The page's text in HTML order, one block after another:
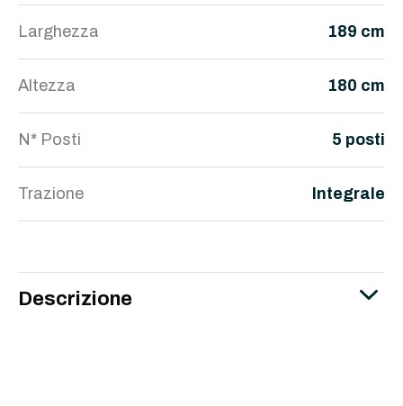
Larghezza 189 cm
Altezza 180 cm
N* Posti 5 posti
Trazione Integrale
Descrizione